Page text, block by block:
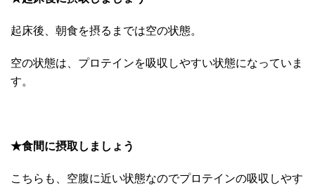
起床後、朝食を摂るまでは空の状態。
空の状態は、プロテインを吸収しやすい状態になっていま
す。
★食間に摂取しましょう
こちらも、空腹に近い状態なのでプロテインの吸収しやす